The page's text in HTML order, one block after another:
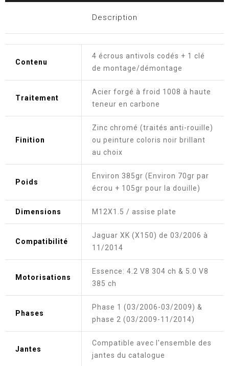
Description
Contenu
4 écrous antivols codés + 1 clé
de montage/démontage
Traitement
Acier forgé à froid 1008 à haute
teneur en carbone
Finition
Zinc chromé (traités anti-rouille)
ou peinture coloris noir brillant
au choix
Poids
Environ 385gr (Environ 70gr par
écrou + 105gr pour la douille)
Dimensions M12X1.5 / assise plate
Compatibilité
Jaguar XK (X150) de 03/2006 à
11/2014
Motorisations
Essence: 4.2 V8 304 ch & 5.0 V8
385 ch
Phases
Phase 1 (03/2006-03/2009) &
phase 2 (03/2009-11/2014)
Jantes
Compatible avec l'ensemble des
jantes du catalogue